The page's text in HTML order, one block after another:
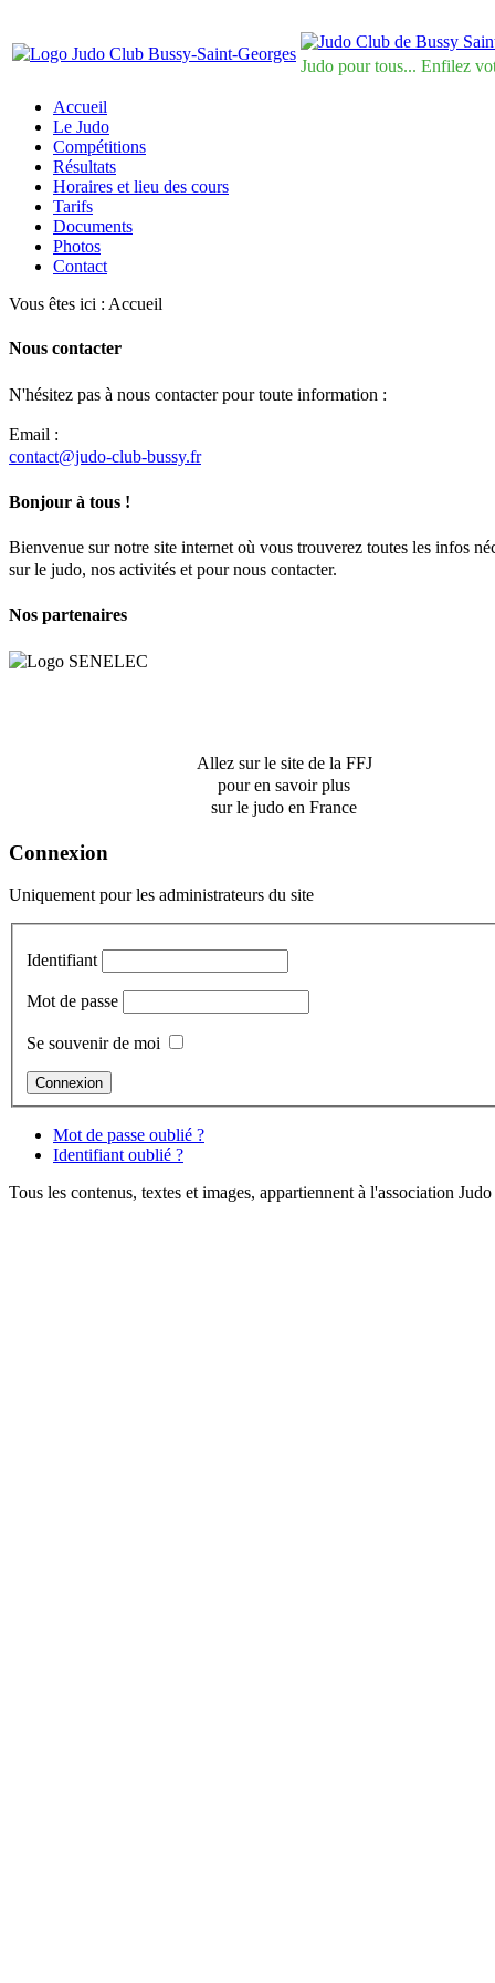
Judo pour tous... Enfilez
Accueil
Le Judo
Compétitions
Résultats
Horaires et lieu des cours
Tarifs
Documents
Photos
Contact
Vous êtes ici : Accueil
Nous contacter
N'hésitez pas à nous contacter pour toute information :
Email :
contact@judo-club-bussy.fr
Bonjour à tous !
Bienvenue sur notre site internet où vous trouverez toutes les infos
sur le judo, nos activités et pour nous contacter.
Nos partenaires
Allez sur le site de la FFJ
pour en savoir plus
sur le judo en France
Connexion
Uniquement pour les administrateurs du site
Identifiant
Mot de passe
Se souvenir de moi
Mot de passe oublié ?
Identifiant oublié ?
Tous les contenus, textes et images, appartiennent à l'association